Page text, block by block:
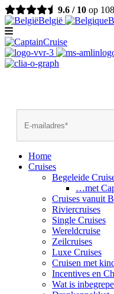
9.6 / 10 op
België
Home
Cruises
Begeleide
…met
Cruises vanuit
Riviercruises
Single Cruises
Wereldcruise
Zeilcruises
Luxe Cruises
Cruisen met
Incentives en
Wat is